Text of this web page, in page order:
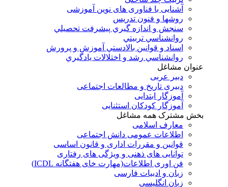
آشنایی با فناوری های نوین آموزشی
روشها و فنون تدريس
سنجش و اندازه گيري پيشرفت تحصيلي
روانشناسي تربيتي
اسناد و قوانين بالادستي آموزش و پرورش
روانشناسي رشد و اختلالات يادگيري
عنوان مشاغل
دبير عربی
دبیری تاریخ و مطالعات اجتماعی
آموزگار ابتدایی
آموزگار کودکان استثنایی
بخش مشترک همه مشاغل
معارف اسلامی
اطلاعات عمومی دانش اجتماعی
قوانین و مقررات اداری و قانون اساسی
توانایی های ذهنی و ویژگی های رفتاری
فن اوری اطلاعات(مهارت خای هفتگانه ICDL)
زبان و ادبیات فارسی
زبان انگلیسی